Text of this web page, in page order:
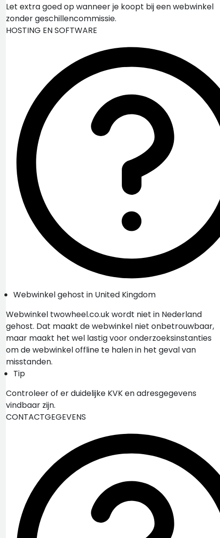
Let extra goed op wanneer je koopt bij een webwinkel
zonder geschillencommissie.
HOSTING EN SOFTWARE
Webwinkel gehost in United Kingdom
Webwinkel twowheel.co.uk wordt niet in Nederland
gehost. Dat maakt de webwinkel niet onbetrouwbaar,
maar maakt het wel lastig voor onderzoeksinstanties
om de webwinkel offline te halen in het geval van
misstanden.
Tip
Controleer of er duidelijke KVK en adresgegevens
vindbaar zijn.
CONTACTGEGEVENS